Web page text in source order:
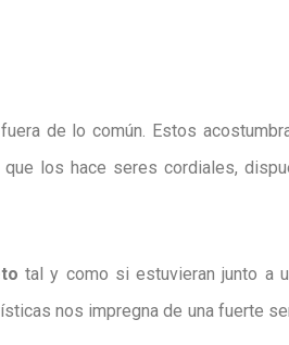
de lo común. Estos
los hace seres cordiales,
tal y como si estuvieran junto a
nos impregna de una fuerte